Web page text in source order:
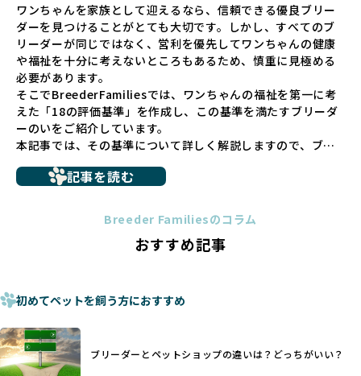
長するための環境が十分に整っていない場合が多く、販売ま
での間に過密な環境や長距離移動のストレスを受けることが
少なくありません。このような環境は、健康リスクや社会性
の問題につながりやすく、ワンちゃんにとっても望ましいと
は言えません。
こうした背景から、BreederFamiliesはペットショップを介
さない直接販売を採用するとともに、ペットオークションや
ペットショップを利用するブリーダーの掲載も行ってしませ
ん。
ペットショップを避けた方がいい理由の詳細はこちら
法令レベルの最低基準にとどまっていることが問題です。こ
ものに過ぎず、ワンちゃんの心身の福祉やブリーダーの責任
少なくなく、消費者にとって選択の判断が難しい現状があり
さらに、書類審査のみで掲載が許可されるサイトが多く、実
際の飼育環境やブリーダーの姿勢が見えにくい点も課題で
す。こうしたサイトでは、ブリーダーが記載する情報が主で
ワンちゃんを家族として迎えるなら、信頼できる優良ブリー
ダーを見つけることがとても大切です。しかし、すべてのブ
リーダーが同じではなく、営利を優先してワンちゃんの健康
や福祉を十分に考えないところもあるため、慎重に見極める
必要があります。
そこでBreederFamiliesでは、ワンちゃんの福祉を第一に考
えた「18の評価基準」を作成し、この基準を満たすブリーダ
ーのいをご紹介しています。
本記事では、その基準について詳しく解説しますので、ブリ
に断尾（しっぽを切る）や断耳（耳を切る）が行われている
ことがあります。
これは痛みを伴う処置で、ワンちゃんの身体的な負担が大き
手段でもあるため、切断されることで他の犬や人間との意思
ヨーロッパ諸国ではこうした処置が禁止されている一方で、
日本ではいまだ行われる場合があります。
優良ブリーダーは動物福祉を優先し、ワンちゃんの自然な姿
記事を読む
Breeder Familiesのコラム
おすすめ記事
初めてペットを飼う方におすすめ
ブリーダーとペットショップの違いは？どっちがいい？